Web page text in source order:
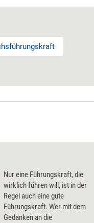
Nur eine Führungskraft, die
wirklich führen will, ist in der
Regel auch eine gute
Führungskraft. Wer mit dem
Gedanken an die